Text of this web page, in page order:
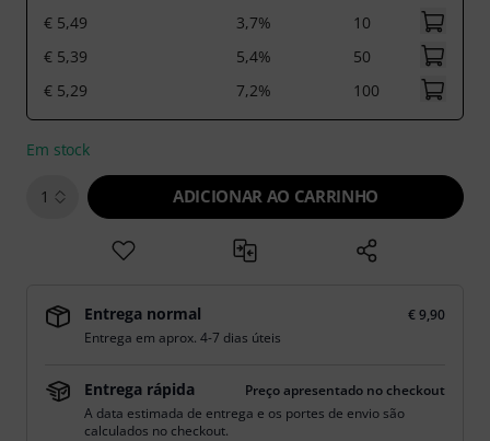
€ 5,49
3,7%
10
€ 5,39
5,4%
50
€ 5,29
7,2% 100
Em stock
1 ADICIONAR AO CARRINHO
Entrega normal
€ 9,90
Entrega em aprox. 4-7 dias úteis
Entrega rápida
Preço apresentado no checkout
A data estimada de entrega e os portes de envio são
calculados no checkout.